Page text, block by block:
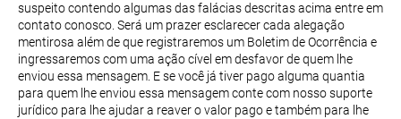
suspeito contendo algumas das falácias descritas acima entre em
contato conosco. Será um prazer esclarecer cada alegação
mentirosa além de que registraremos um Boletim de Ocorrência e
ingressaremos com uma ação cível em desfavor de quem lhe
enviou essa mensagem. E se você já tiver pago alguma quantia
para quem lhe enviou essa mensagem conte com nosso suporte
jurídico para lhe ajudar a reaver o valor pago e também para lhe